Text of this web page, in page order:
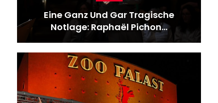
Eine Ganz Und Gar Tragische
Notlage: Raphaël Pichon…